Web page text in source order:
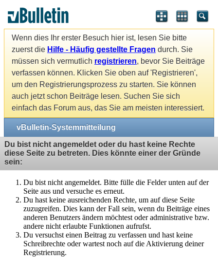
Wenn dies Ihr erster Besuch hier ist, lesen Sie bitte
zuerst die Hilfe - Häufig gestellte Fragen durch. Sie
müssen sich vermutlich registrieren, bevor Sie Beiträge
verfassen können. Klicken Sie oben auf 'Registrieren',
um den Registrierungsprozess zu starten. Sie können
auch jetzt schon Beiträge lesen. Suchen Sie sich
einfach das Forum aus, das Sie am meisten interessiert.
vBulletin-Systemmitteilung
Du bist nicht angemeldet oder du hast keine Rechte
diese Seite zu betreten. Dies könnte einer der Gründe
sein:
Du bist nicht angemeldet. Bitte fülle die Felder unten auf der
Seite aus und versuche es erneut.
Du hast keine ausreichenden Rechte, um auf diese Seite
zuzugreifen. Dies kann der Fall sein, wenn du Beiträge eines
anderen Benutzers ändern möchtest oder administrative bzw.
andere nicht erlaubte Funktionen aufrufst.
Du versuchst einen Beitrag zu verfassen und hast keine
Schreibrechte oder wartest noch auf die Aktivierung deiner
Registrierung.